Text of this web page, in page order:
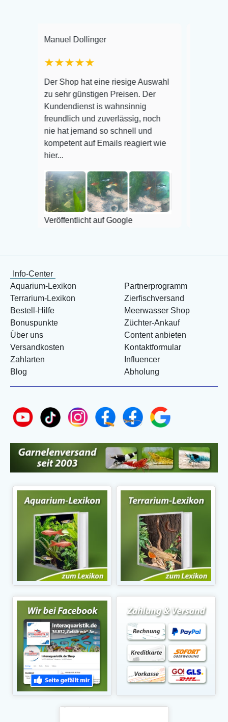
Manuel Dollinger
★★★★★
Der Shop hat eine riesige Auswahl
zu sehr günstigen Preisen. Der
Kundendienst is wahnsinnig
freundlich und zuverlässig, noch
nie hat jemand so schnell und
kompetent auf Emails reagiert wie
Veröffentlicht auf Google
Auswahl plus
Info-Center
Aquarium-Lexikon
Terrarium-Lexikon
Bestell-Hilfe
Bonuspunkte
Über uns
Versandkosten
Zahlarten
Blog
Partnerprogramm
Zierfischversand
Meerwasser Shop
Züchter-Ankauf
Content anbieten
Kontaktformular
Influencer
Abholung